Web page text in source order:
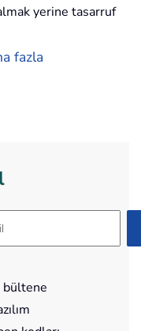
yerine tasarruf
fazla
bültene